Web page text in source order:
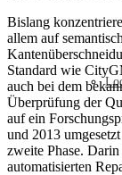
Bislang
allem auf
Standard wie
auch bei dem
Überprüfung der
auf ein
und 2013
zweite Phase.
automatisierten